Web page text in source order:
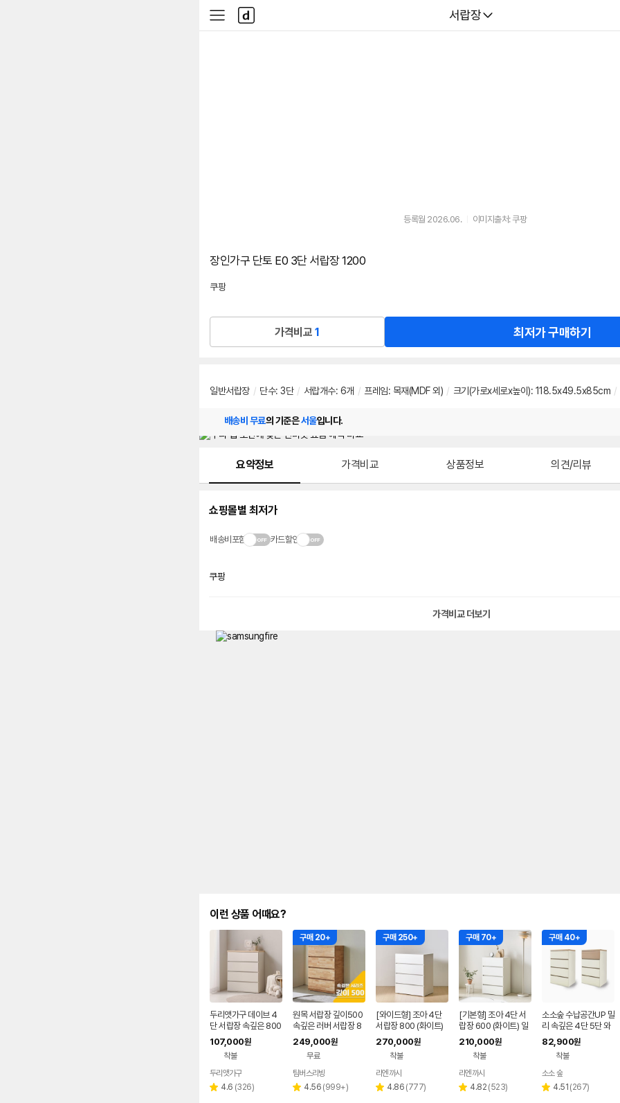
다나와
서랍장
사
이
다
나
와
등록월 2026.06. 이미지출처: 쿠팡
장인가구 단토 E0 3단 서랍장 1200
쿠팡
가격비교 1 최저가 구매하기
일반서랍장 / 단수: 3단 / 서랍개수: 6개 / 프레임: 목재(MDF 외) / 크기(가로x세로x높이): 118.5x49.5x85cm /
배송비 무료의 기준은서울입니다.
요약정보 가격비교 상품정보 의견/리뷰
쇼핑몰별 최저가
배송비포함 카드할인
쿠팡
가격비교 더보기
이런 상품 어때요?
두리앳가구 데이브 4
단 서랍장 속깊은 800
107,000원
착불
페이
두리앳가구
별 4.6 리
(326)
구매 20+
원목 서랍장 깊이500
속깊은 러버 서랍장 8
00 x 500 x 1174m
m, 4단, 원색
249,000원
무료
팀버스리빙
별 4.56 리
(999+)
구매 250+
[와이드형] 조아 4단
서랍장 800 (화이트)
일반서랍
270,000원
착불
리엔까사
별 4.86 리
(777)
구매 70+
[기본형] 조아 4단 서
랍장 600 (화이트) 일
반서랍
210,000원
착불
리엔까사
별 4.82 리
(523)
구매 40+
소소숲 수납공간UP 밀
리 속깊은 4단 5단 와
이드 서랍장 600 800
1200
82,900원
착불
소소 숲
별 4.51 리
(267)